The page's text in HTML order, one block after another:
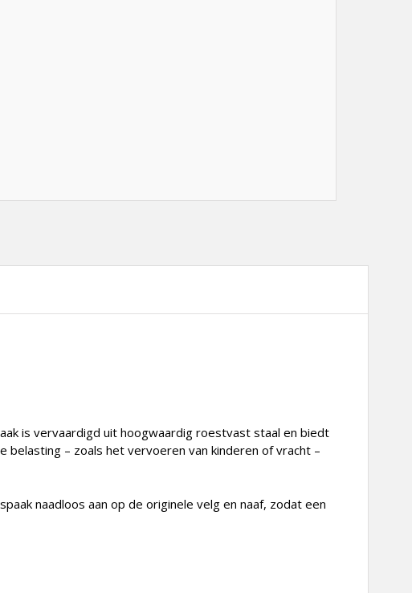
is vervaardigd uit hoogwaardig roestvast staal en biedt
– zoals het vervoeren van kinderen of vracht –
naadloos aan op de originele velg en naaf, zodat een